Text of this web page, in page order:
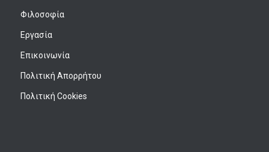
Φιλοσοφία
Εργασία
Επικοινωνία
Πολιτική Απορρήτου
Πολιτική Cookies